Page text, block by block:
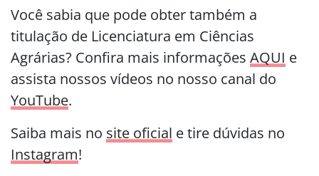
Você sabia que pode obter também a
titulação de Licenciatura em Ciências
Agrárias? Confira mais informações AQUI e
assista nossos vídeos no nosso canal do
YouTube.
Saiba mais no site oficial e tire dúvidas no
Instagram!